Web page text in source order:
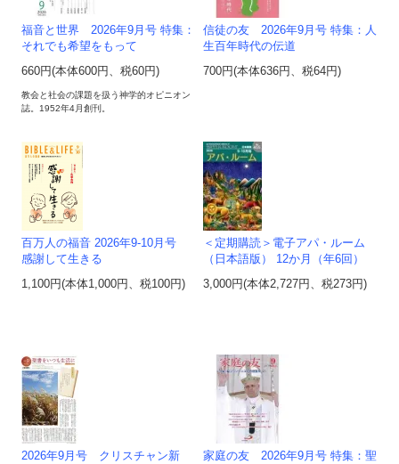
福音と世界 2026年9月号 特集：
それでも希望をもって
660円(本体600円、税60円)
教会と社会の課題を扱う神学的オピニオン
誌。1952年4月創刊。
信徒の友 2026年9月号 特集：人
生百年時代の伝道
700円(本体636円、税64円)
百万人の福音 2026年9-10月号
感謝して生きる
1,100円(本体1,000円、税100円)
＜定期購読＞電子アパ・ルーム
（日本語版） 12か月（年6回）
3,000円(本体2,727円、税273円)
2026年9月号 クリスチャン新
家庭の友 2026年9月号 特集：聖